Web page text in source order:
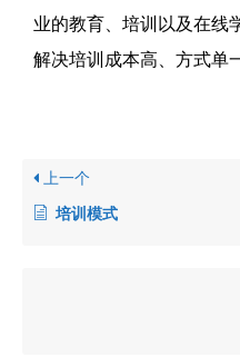
业的教育、培训以及在线
解决培训成本高、方式单
上一个
培训模式